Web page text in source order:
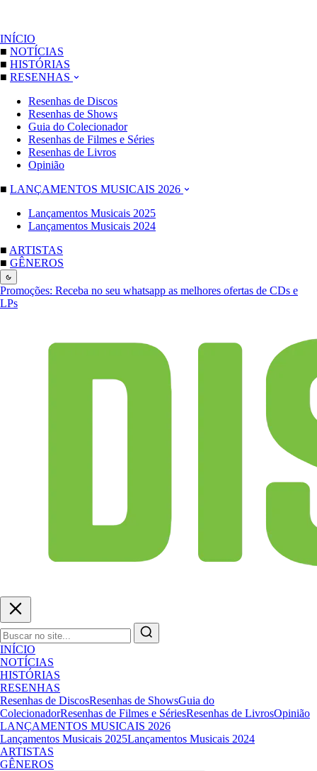
INÍCIO
■ NOTÍCIAS
■ HISTÓRIAS
■ RESENHAS
Resenhas de Discos
Resenhas de Shows
Guia do Colecionador
Resenhas de Filmes e Séries
Resenhas de Livros
Opinião
■ LANÇAMENTOS MUSICAIS 2026
Lançamentos Musicais 2025
Lançamentos Musicais 2024
■ ARTISTAS
■ GÊNEROS
Promoções: Receba no seu whatsapp as melhores ofertas de CDs e
LPs
INÍCIO
NOTÍCIAS
HISTÓRIAS
RESENHAS
Resenhas de DiscosResenhas de ShowsGuia do
ColecionadorResenhas de Filmes e SériesResenhas de LivrosOpinião
LANÇAMENTOS MUSICAIS 2026
Lançamentos Musicais 2025Lançamentos Musicais 2024
ARTISTAS
GÊNEROS